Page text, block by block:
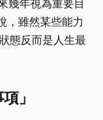
幾年視為重要目
，雖然某些能力
態反而是人生最
」